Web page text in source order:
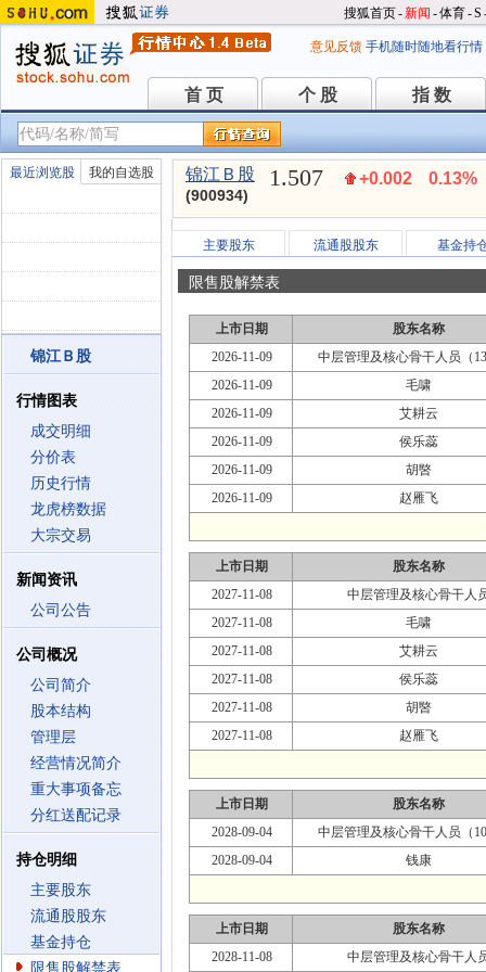
搜狐首页-新闻 -体育-S
意见反馈 手机随时随地看行情
首 页
首 页 个 股
个 股 指 数
指 数
最近浏览股 我的自选股
锦江Ｂ股
行情图表
成交明细
分价表
历史行情
龙虎榜数据
大宗交易
新闻资讯
公司公告
公司概况
公司简介
股本结构
管理层
经营情况简介
重大事项备忘
分红送配记录
持仓明细
主要股东
流通股股东
基金持仓
限售股解禁表
锦江Ｂ股
(900934)
1.507 +0.002 0.13%
主要股东 流通股股东 基金持
限售股解禁表
上市日期
股东名称
2026-11-09
中层管理及核心骨干人员（
2026-11-09
毛啸
2026-11-09
艾耕云
2026-11-09
侯乐蕊
2026-11-09
胡暋
2026-11-09
赵雁飞
上市日期
股东名称
2027-11-08
中层管理及核心骨干人
2027-11-08
毛啸
2027-11-08
艾耕云
2027-11-08
侯乐蕊
2027-11-08
胡暋
2027-11-08
赵雁飞
上市日期
股东名称
2028-09-04
中层管理及核心骨干人员（
2028-09-04
钱康
上市日期
股东名称
2028-11-08
中层管理及核心骨干人